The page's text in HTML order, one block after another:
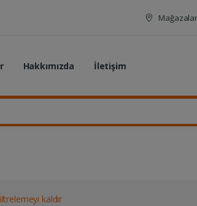
Hakkımızda İletişim
kaldır